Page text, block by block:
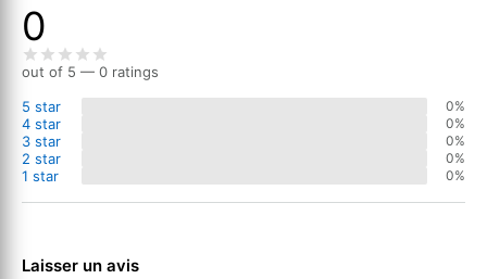
0
out of 5 — 0 ratings
5 star
0%
4 star 0%
3 star 0%
2 star 0%
1 star 0%
Laisser un avis